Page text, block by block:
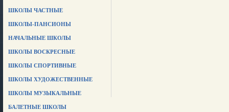
ШКОЛЫ ЧАСТНЫЕ
ШКОЛЫ-ПАНСИОНЫ
НАЧАЛЬНЫЕ ШКОЛЫ
ШКОЛЫ ВОСКРЕСНЫЕ
ШКОЛЫ СПОРТИВНЫЕ
ШКОЛЫ ХУДОЖЕСТВЕННЫЕ
ШКОЛЫ МУЗЫКАЛЬНЫЕ
БАЛЕТНЫЕ ШКОЛЫ